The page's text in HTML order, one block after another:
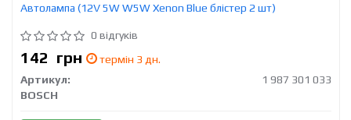
Автолампа (12V 5W W5W Xenon Blue блістер 2 шт)
0 відгуків
142 грн
термін 3 дн.
Артикул:
1 987 301 033
BOSCH